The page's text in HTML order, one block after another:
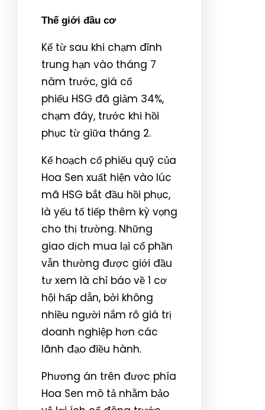
Thế giới đầu cơ
Kể từ sau khi chạm đỉnh
trung hạn vào tháng 7
năm trước, giá cổ
phiếu HSG đã giảm 34%,
chạm đáy, trước khi hồi
phục từ giữa tháng 2.
Kế hoạch cổ phiếu quỹ của
Hoa Sen xuất hiện vào lúc
mã HSG bắt đầu hồi phục,
là yếu tố tiếp thêm kỳ vọng
cho thị trường. Những
giao dịch mua lại cổ phần
vẫn thường được giới đầu
tư xem là chỉ báo về 1 cơ
hội hấp dẫn, bởi không
nhiều người nắm rõ giá trị
doanh nghiệp hơn các
lãnh đạo điều hành.
Phương án trên được phía
Hoa Sen mô tả nhằm bảo